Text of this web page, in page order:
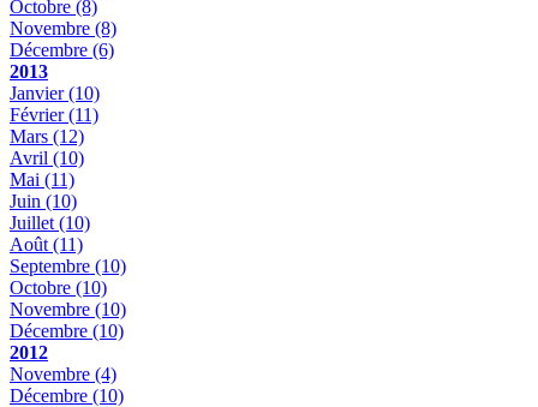
Octobre (8)
Novembre (8)
Décembre (6)
2013
Janvier(10)
Février(11)
Mars (12)
Avril (10)
Mai (11)
Juin (10)
Juillet (10)
Août (11)
Septembre (10)
Octobre (10)
Novembre (10)
Décembre (10)
2012
Novembre (4)
Décembre (10)